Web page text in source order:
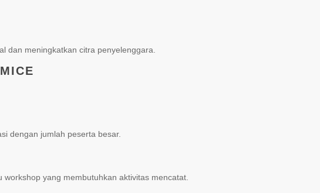
dan meningkatkan citra penyelenggara.
dengan jumlah peserta besar.
yang membutuhkan aktivitas mencatat.